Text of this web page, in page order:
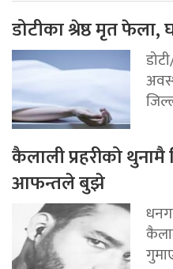
डोटीका श्रेष्ठ मृत
कैलाली प्रहरीको
आफन्तले बुझे